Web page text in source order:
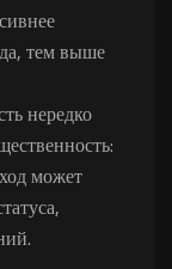
тем выше
нередко
может